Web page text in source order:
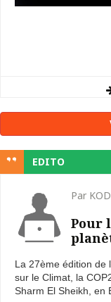
EDITO
Par
Pour
La 27ème édition de
sur le Climat, la
Sharm El Sheikh, en